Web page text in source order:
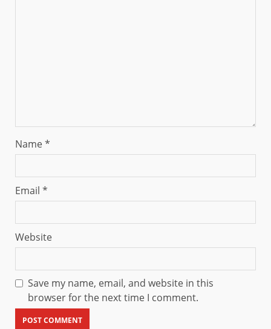
Name*
Email *
Website
Save my name, email, and website in this
browser for the next time I comment.